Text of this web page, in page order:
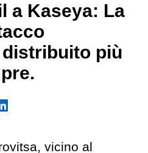
a Kaseya: La
più
vicino al